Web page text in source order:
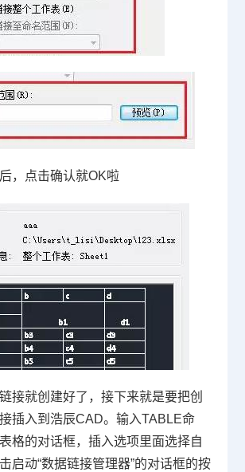
，点击确认就OK啦
接就创建好了，接下来就是要把创
插入到浩辰CAD。输入TABLE命
格的对话框，插入选项里面选择自
启动“数据链接管理器”的对话框的按